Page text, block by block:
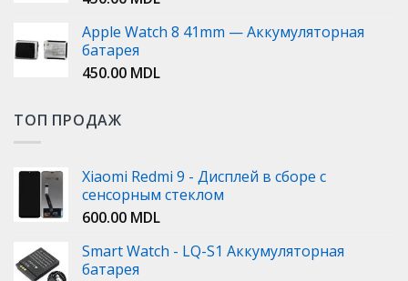
Apple Watch 8 41mm — Аккумуляторная
батарея
450.00 MDL
ТОП ПРОДАЖ
Xiaomi Redmi 9 - Дисплей в сборе с
сенсорным стеклом
600.00 MDL
Smart Watch - LQ-S1 Аккумуляторная
батарея